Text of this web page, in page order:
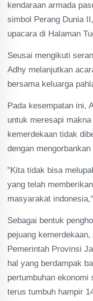
kendaraan armada
simbol Perang Dunia
upacara di Halaman
Seusai mengikuti
Adhy melanjutkan
bersama keluarga
Pada kesempatan ini,
untuk meresapi
kemerdekaan tidak
dengan mengorbankan
"Kita tidak bisa
yang telah
masyarakat
Sebagai bentuk
pejuang
Pemerintah Provinsi
hal yang berdampak
pertumbuhan
terus tumbuh hampir